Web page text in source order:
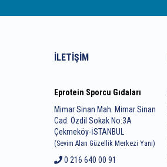
İLETIŞIM
Eprotein Sporcu Gıdaları
Mimar Sinan Mah. Mimar Sinan
Cad. Özdil Sokak No:3A
Çekmeköy-İSTANBUL
(Sevim Alan Güzellik Merkezi Yanı)
0 216 640 00 91